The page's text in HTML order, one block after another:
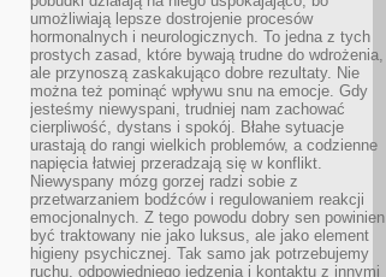
umożliwiają lepsze dostrojenie procesów
hormonalnych i neurologicznych. To jedna z tych
prostych zasad, które bywają trudne do wdrożenia,
ale przynoszą zaskakująco dobre rezultaty. Nie
można też pominąć wpływu snu na emocje. Gdy
jesteśmy niewyspani, trudniej nam zachować
cierpliwość, dystans i spokój. Błahe sytuacje
urastają do rangi wielkich problemów, a codzienne
napięcia łatwiej przeradzają się w konflikt.
Niewyspany mózg gorzej radzi sobie z
przetwarzaniem bodźców i regulowaniem reakcji
emocjonalnych. Z tego powodu dobry sen powinien
być traktowany nie jako luksus, ale jako element
higieny psychicznej. Tak samo jak potrzebujemy
ruchu, odpowiedniego jedzenia i kontaktu z innymi